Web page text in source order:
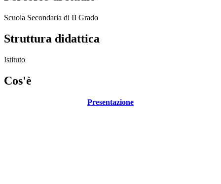
Scuola Secondaria di II Grado
Struttura didattica
Istituto
Cos'è
Presentazione